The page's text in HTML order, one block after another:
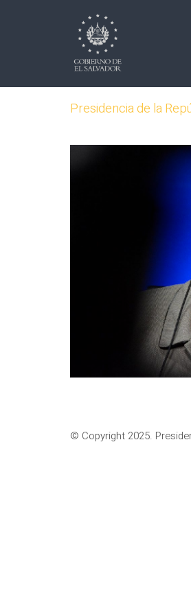
Presidencia de la
© Copyright 2025.